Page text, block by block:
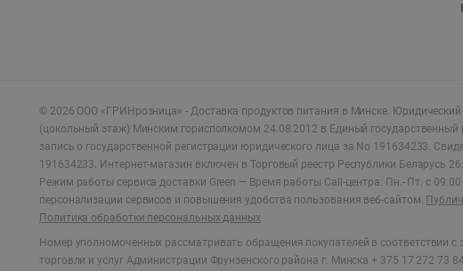
© 2026 ООО «ГРИНрозница» - Доставка продуктов питания в Минске. Юридический
(цокольный этаж) Минским горисполкомом 24.08.2012 в Единый
запись о государственной регистрации юридического лица за No 191634233.
191634233. Интернет-магазин включен в Торговый реестр Республики Беларусь
Режим работы сервиса доставки Green — Время работы Call-центра: Пн.- Пт. с
персонализации сервисов и повышения удобства пользования веб-сайтом.
Политика обработки персональных данных
Номер уполномоченных рассматривать обращения покупателей в соответствии
торговли и услуг Администрации Фрунзенского района г. Минска + 375 17 272 73